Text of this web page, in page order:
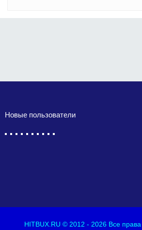
Новые пользователи
HITBUX.RU © 2012 - 2026 Все